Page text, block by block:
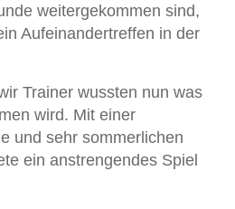
weitergekommen sind,
Aufeinandertreffen in der
Trainer wussten nun was
wird. Mit einer
und sehr sommerlichen
ein anstrengendes Spiel